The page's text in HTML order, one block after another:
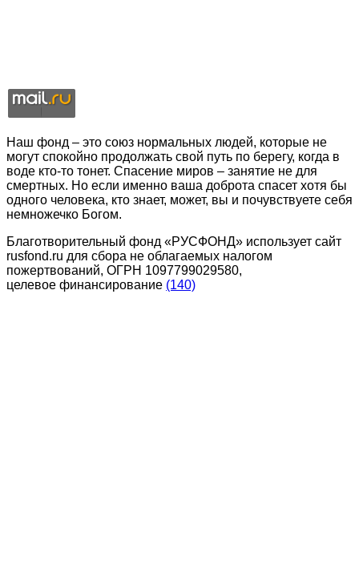
Наш фонд – это союз нормальных людей, которые не
могут спокойно продолжать свой путь по берегу, когда в
воде кто-то тонет. Спасение миров – занятие не для
смертных. Но если именно ваша доброта спасет хотя бы
одного человека, кто знает, может, вы и почувствуете себя
немножечко Богом.
Благотворительный фонд «РУСФОНД» использует сайт
rusfond.ru для сбора не облагаемых налогом
пожертвований, ОГРН 1097799029580,
целевое финансирование (140)